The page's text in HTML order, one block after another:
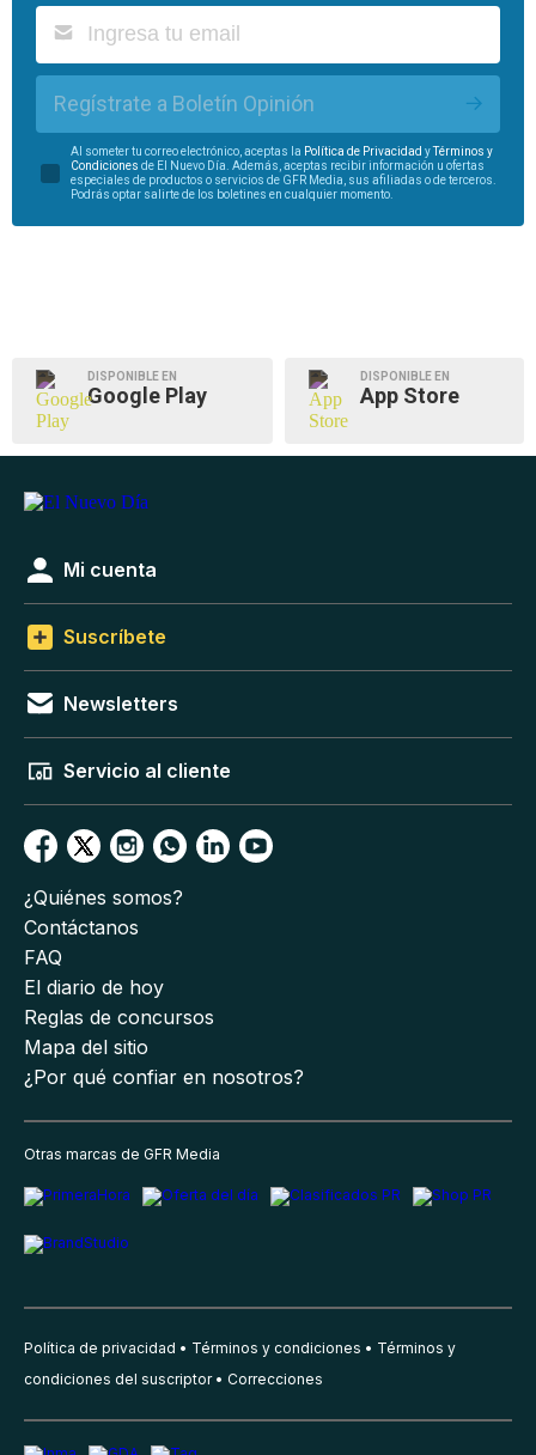
Regístrate a Boletín Opinión
Al someter tu correo electrónico, aceptas la Política de Privacidad yTérminos y
Condiciones de El Nuevo Día. Además, aceptas recibir información u ofertas
especiales de productos o servicios de GFR Media, sus afiliadas o de terceros.
Podrás optar salirte de los boletines en cualquier momento.
DISPONIBLE EN
Google Play
DISPONIBLE EN
App Store
Mi cuenta
Suscríbete
Newsletters
Servicio al cliente
¿Quiénes somos?
Contáctanos
FAQ
El diario de hoy
Reglas de concursos
Mapa del sitio
¿Por qué confiar en nosotros?
Otras marcas de GFR Media
Política de privacidad Términos y condiciones
Términos y
condiciones del suscriptor
Correcciones